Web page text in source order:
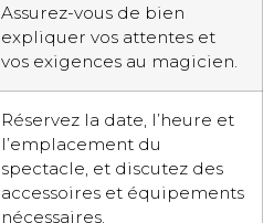
Assurez-vous de bien
expliquer vos attentes et
vos exigences au magicien.
Réservez la date, l’heure et
l’emplacement du
spectacle, et discutez des
accessoires et équipements
nécessaires.